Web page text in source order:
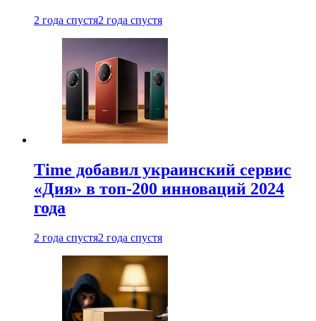
2 года спустя2 года спустя
Time добавил украинский сервис
«Дия» в топ-200 инноваций 2024
года
2 года спустя2 года спустя